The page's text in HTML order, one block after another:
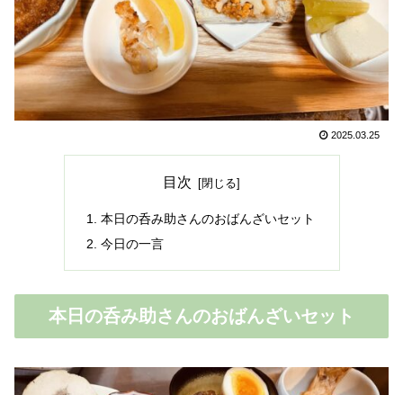
2025.03.25
目次
本日の呑み助さんのおばんざいセット
今日の一言
本日の呑み助さんのおばんざいセット